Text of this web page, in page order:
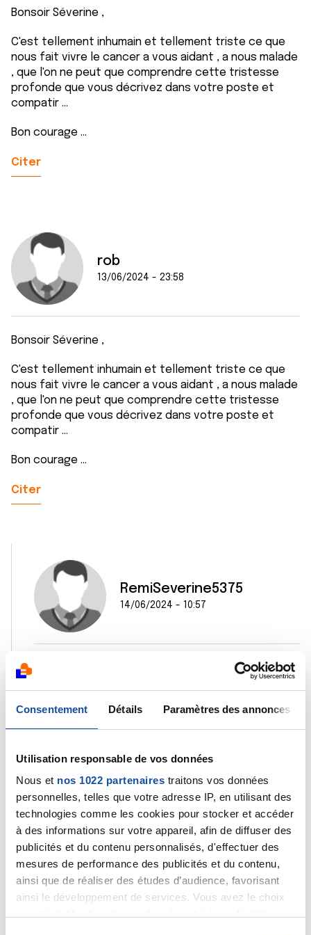
Consentement Détails Paramètres des annonces
Utilisation responsable de vos données
Nous et nos 1022 partenaires traitons vos données
personnelles, telles que votre adresse IP, en utilisant des
technologies comme les cookies pour stocker et accéder
à des informations sur votre appareil, afin de diffuser des
publicités et du contenu personnalisés, d'effectuer des
mesures de performance des publicités et du contenu,
ainsi que de réaliser des études d’audience, favorisant
ainsi le développement de services. Vous avez le choix
Bonsoir Séverine ,
C'est tellement inhumain et tellement triste ce que
nous fait vivre le cancer a vous aidant , a nous malade
, que l'on ne peut que comprendre cette tristesse
profonde que vous décrivez dans votre poste et
compatir ...
Bon courage ...
Citer
rob
13/06/2024 - 23:58
Bonsoir Séverine ,
C'est tellement inhumain et tellement triste ce que
nous fait vivre le cancer a vous aidant , a nous malade
, que l'on ne peut que comprendre cette tristesse
profonde que vous décrivez dans votre poste et
compatir ...
Bon courage ...
Citer
RemiSeverine5375
14/06/2024 - 10:57
Merci pour votre retour.
Séverine
Citer